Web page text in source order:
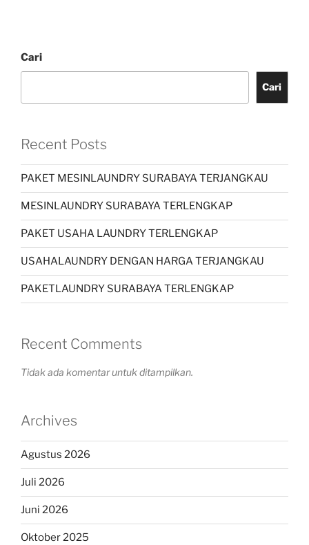
Cari
Cari
Recent Posts
PAKET MESINLAUNDRY SURABAYA TERJANGKAU
MESINLAUNDRY SURABAYA TERLENGKAP
PAKET USAHA LAUNDRY TERLENGKAP
USAHALAUNDRY DENGAN HARGA TERJANGKAU
PAKETLAUNDRY SURABAYA TERLENGKAP
Recent Comments
Tidak ada komentar untuk ditampilkan.
Archives
Agustus 2026
Juli 2026
Juni 2026
Oktober 2025